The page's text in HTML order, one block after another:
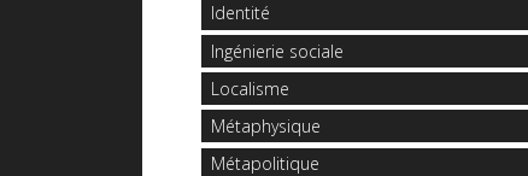
Identité
Ingénierie sociale
Localisme
Métaphysique
Métapolitique